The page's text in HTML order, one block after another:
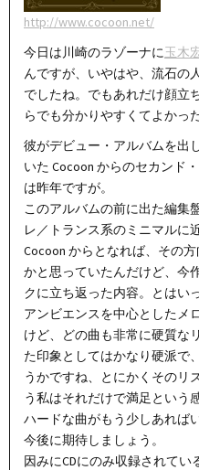
http://www.cocoon.net/
今日は川崎のラゾーナに玉木
んですが、いやはや、流石の
でしたね。でもあれだけ顔立
らでも分かりやすくてよかっ
彼がデビュー・アルバムを出
いた Cocoon からのセカンド
は昨年ですが。
このアルバムの前に出た編集
レ／トランス系のミニマルに
Cocoon からとなれば、その
かと思っていたんだけど、今
クに立ち返った内容。とはい
アンビエンスを中心としたメ
けど、どの曲も非常に硬質な
た印象としてはかなり硬派で
うかですね、とにかくそのリ
う私はそれだけで満足という
ハードな曲がもう少しあれば
今後に期待しましょう。
因みにCDにのみ収録されて